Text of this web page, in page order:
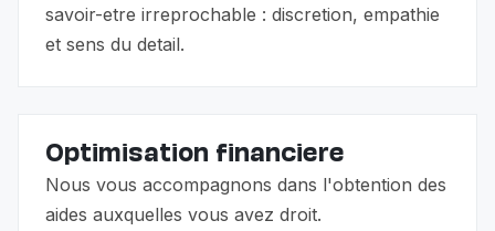
savoir-etre irreprochable : discretion, empathie
et sens du detail.
Optimisation financiere
Nous vous accompagnons dans l'obtention des
aides auxquelles vous avez droit.